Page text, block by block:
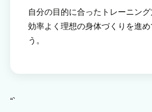
自分の目的に合ったトレーニング
効率よく理想の身体づくりを進め
う。
“`